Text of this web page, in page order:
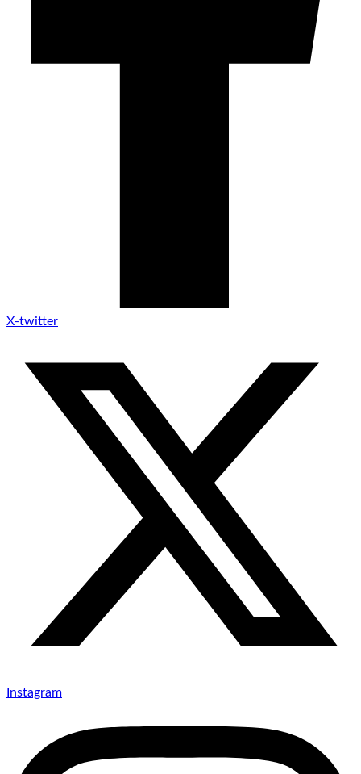
X-twitter
Instagram